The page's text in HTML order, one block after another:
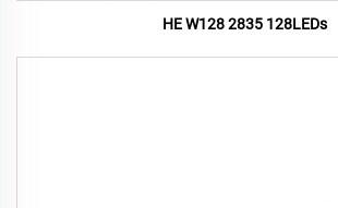
HE W128 2835 128LEDs